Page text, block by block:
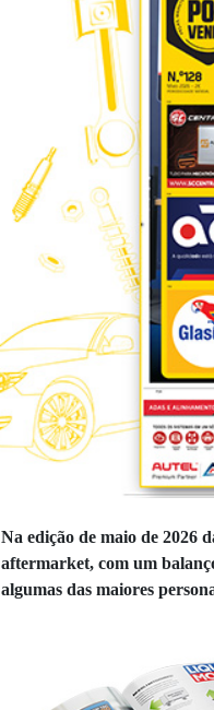
Na edição de maio de 2026
aftermarket, com um
algumas das maiores